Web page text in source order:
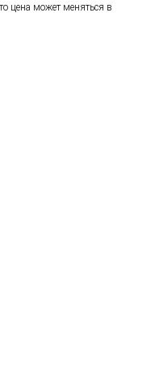
цена может меняться в